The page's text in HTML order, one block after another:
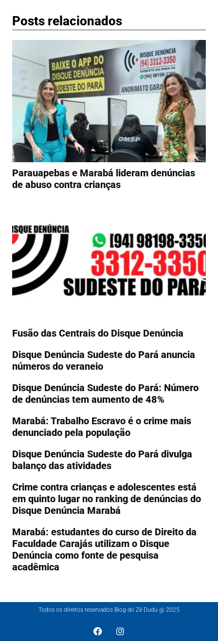
Posts relacionados
Parauapebas e Marabá lideram denúncias
de abuso contra crianças
Fusão das Centrais do Disque Denúncia
Disque Denúncia Sudeste do Pará anuncia
números do veraneio
Disque Denúncia Sudeste do Pará: Número
de denúncias tem aumento de 48%
Marabá: Trabalho Escravo é o crime mais
denunciado pela população
Disque Denúncia Sudeste do Pará divulga
balanço das atividades
Crime contra crianças e adolescentes está
em quinto lugar no ranking de denúncias do
Disque Denúncia Marabá
Marabá: estudantes do curso de Direito da
Faculdade Carajás utilizam o Disque
Denúncia como fonte de pesquisa
acadêmica
Todos os direitos reservados Blog do Zé Dudu @ 2025